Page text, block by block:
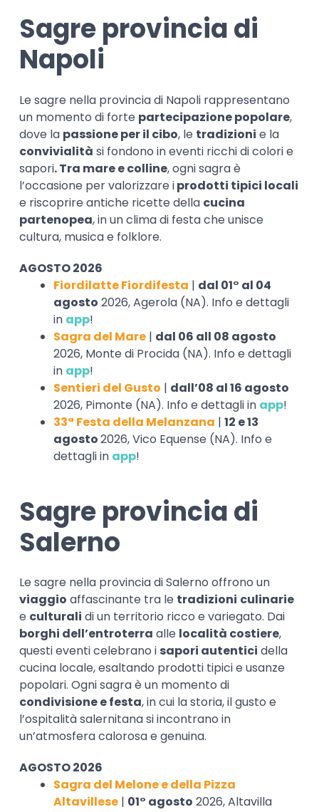
Sagre provincia di
Napoli
Le sagre nella provincia di Napoli rappresentano
un momento di forte partecipazione popolare,
dove la passione per il cibo, le tradizioni e la
convivialità si fondono in eventi ricchi di colori e
sapori. Tra mare e colline, ogni sagra è
l’occasione per valorizzare iprodotti tipici locali
e riscoprire antiche ricette della cucina
partenopea, in un clima di festa che unisce
cultura, musica e folklore.
AGOSTO 2026
Fiordilatte Fiordifesta | dal 01° al 04
agosto 2026, Agerola (NA). Info e dettagli
in app!
Sagra del Mare | dal 06 all 08 agosto
2026, Monte di Procida (NA). Info e dettagli
in app!
Sentieri del Gusto | dall’08 al 16 agosto
2026, Pimonte (NA). Info e dettagli in app!
33ª Festa della Melanzana | 12 e 13
agosto2026, Vico Equense (NA). Info e
dettagli in app!
Sagre provincia di
Salerno
Le sagre nella provincia di Salerno offrono un
viaggio affascinante tra le tradizioni culinarie
e culturali di un territorio ricco e variegato. Dai
borghi dell’entroterra alle località costiere,
questi eventi celebrano i sapori autentici della
cucina locale, esaltando prodotti tipici e usanze
popolari. Ogni sagra è un momento di
condivisione e festa, in cui la storia, il gusto e
l’ospitalità salernitana si incontrano in
un’atmosfera calorosa e genuina.
AGOSTO 2026
Sagra del Melone e della Pizza
Altavillese | 01° agosto 2026, Altavilla